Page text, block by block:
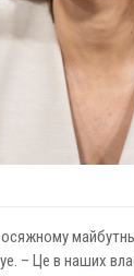
– Це в наших